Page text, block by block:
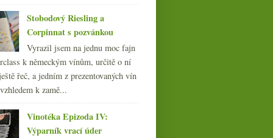
Pět letošních Beaujolais
nouveau
(270)
(108)Stobodový Riesling a
Corpinnat s pozvánkou
Vyrazil jsem na jednu moc fajn
k německým vínům, určitě o ní
řeč, a jedním z prezentovaných vín
k zamě...
Vinotéka Epizoda IV:
Výparník vrací úder